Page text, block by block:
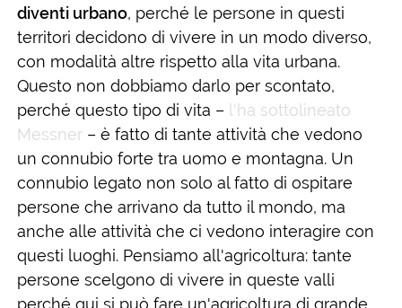
diventi urbano, perché le persone in questi
territori decidono di vivere in un modo diverso,
con modalità altre rispetto alla vita urbana.
Questo non dobbiamo darlo per scontato,
perché questo tipo di vita – l'ha sottolineato
Messner– è fatto di tante attività che vedono
un connubio forte tra uomo e montagna. Un
connubio legato non solo al fatto di ospitare
persone che arrivano da tutto il mondo, ma
anche alle attività che ci vedono interagire con
questi luoghi. Pensiamo all'agricoltura: tante
persone scelgono di vivere in queste valli
perché qui si può fare un'agricoltura di grande